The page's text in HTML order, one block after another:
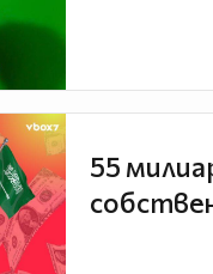
55